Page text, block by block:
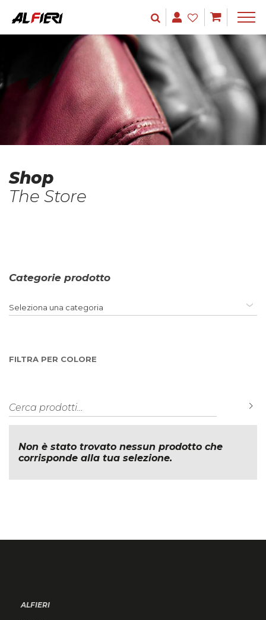
Shop
The Store
Categorie prodotto
Seleziona una categoria
FILTRA PER COLORE
Cerca:
Non è stato trovato nessun prodotto che
corrisponde alla tua selezione.
ALFIERI